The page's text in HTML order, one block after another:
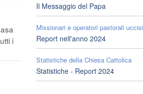
i
Il Messaggio del Papa
Missionari e operatori pastorali uccisi
Report nell'anno 2024
Statistiche della Chiesa Cattolica
Statistiche - Report 2024